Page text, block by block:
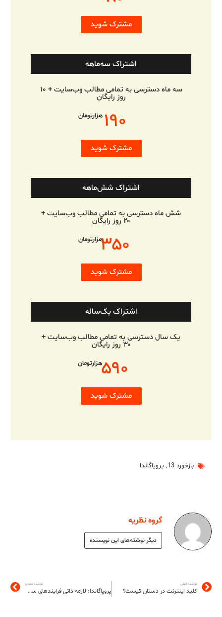
مشترک شوید
اشتراک سه‌ماهه
سه ماه دسترسی به تمامی مطالب وب‌سایت + ۱۰
روز رایگان
۱۹۰ هزارتومان
مشترک شوید
اشتراک شش‌ماهه
شش ماه دسترسی به تمامی مطالب وب‌سایت +
۲۰ روز رایگان
۳۵۰هزارتومان
مشترک شوید
اشتراک یک‌ساله
یک سال دسترسی به تمامی مطالب وب‌سایت +
۳۰ روز رایگان
۵۹۰هزارتومان
مشترک شوید
بازخورد 13 , پروپاگاندا
گروه نظریه
دیگر نوشته‌های این نویسنده
نوشته قبلی
کلید اینترنت در دستان کیست؟
نوشته بعدی
پروپاگاندا: لازمه ذاتی فرایندهای سیاسی